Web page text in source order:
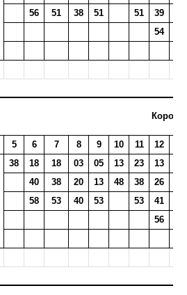
56
51 38 51 51 39
54
5 6 7 8 9 10 11 12
38 18 18 03 05 13 23 13
40
38 20 13 48 38 26
58
53 40 53 53 41
56